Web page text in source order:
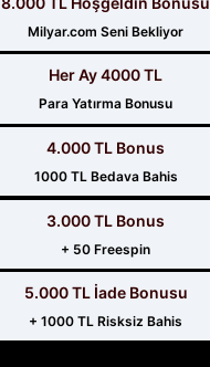
Milyar.com Seni Bekliyor
Her Ay 4000 TL
Para Yatırma Bonusu
4.000 TL Bonus
1000 TL Bedava Bahis
3.000 TL Bonus
+ 50 Freespin
5.000 TL İade Bonusu
+ 1000 TL Risksiz Bahis